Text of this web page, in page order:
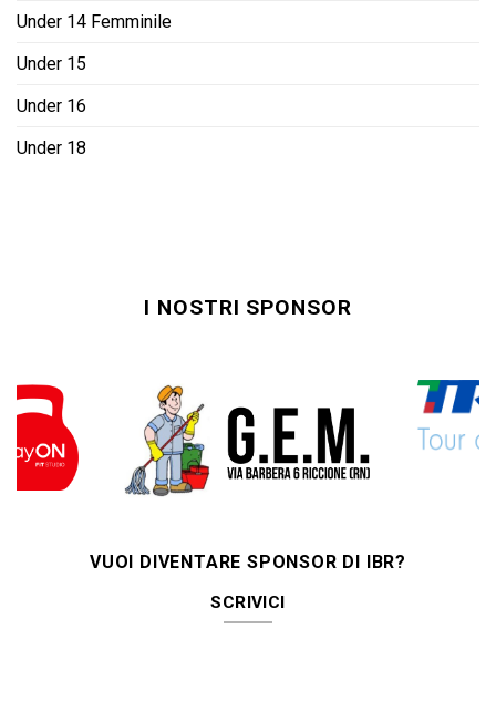
Under 14 Femminile
Under 15
Under 16
Under 18
I NOSTRI SPONSOR
VUOI DIVENTARE SPONSOR DI IBR?
SCRIVICI